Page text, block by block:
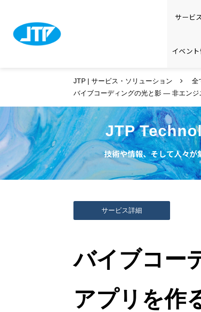
サービ
イベン
JTP | サービス・ソリューション 全
バイブコーディングの光と影 ― 非エン
JTP
技術や情報、そして人々
サービス詳細
バイブコー
アプリを作